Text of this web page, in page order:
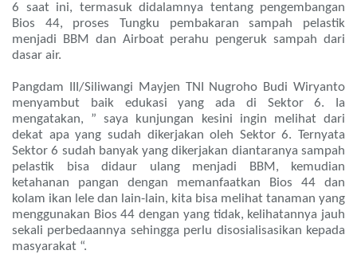
6 saat ini, termasuk didalamnya tentang pengembangan
Bios 44, proses Tungku pembakaran sampah pelastik
menjadi BBM dan Airboat perahu pengeruk sampah dari
dasar air.
Pangdam III/Siliwangi Mayjen TNI Nugroho Budi Wiryanto
menyambut baik edukasi yang ada di Sektor 6. Ia
mengatakan, ” saya kunjungan kesini ingin melihat dari
dekat apa yang sudah dikerjakan oleh Sektor 6. Ternyata
Sektor 6 sudah banyak yang dikerjakan diantaranya sampah
pelastik bisa didaur ulang menjadi BBM, kemudian
ketahanan pangan dengan memanfaatkan Bios 44 dan
kolam ikan lele dan lain-lain, kita bisa melihat tanaman yang
menggunakan Bios 44 dengan yang tidak, kelihatannya jauh
sekali perbedaannya sehingga perlu disosialisasikan kepada
masyarakat “.